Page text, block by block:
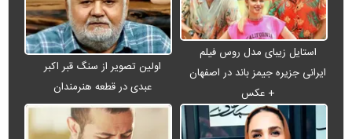
استایل زیبای مدل روس فیلم
ایرانی جزیره جیمز باند در اصفهان
+ عکس
اولین تصویر از سنگ قبر اکبر
عبدی در قطعه هنرمندان